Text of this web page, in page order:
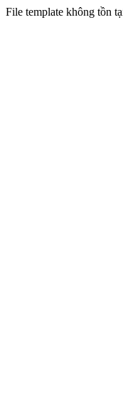
File template không tồn